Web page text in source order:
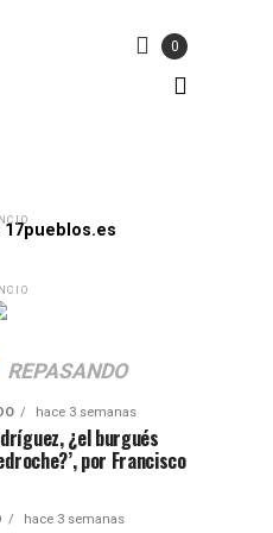
0
REPASANDO
hace 3 semanas
¿el burgués
por Francisco
hace 3 semanas